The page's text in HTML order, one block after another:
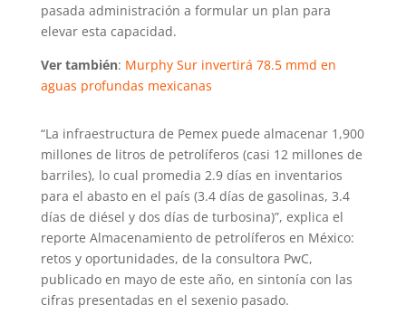
pasada administración a formular un plan para
elevar esta capacidad.
Ver también: Murphy Sur invertirá 78.5 mmd en
aguas profundas mexicanas
“La infraestructura de Pemex puede almacenar 1,900
millones de litros de petrolíferos (casi 12 millones de
barriles), lo cual promedia 2.9 días en inventarios
para el abasto en el país (3.4 días de gasolinas, 3.4
días de diésel y dos días de turbosina)”, explica el
reporte Almacenamiento de petrolíferos en México:
retos y oportunidades, de la consultora PwC,
publicado en mayo de este año, en sintonía con las
cifras presentadas en el sexenio pasado.